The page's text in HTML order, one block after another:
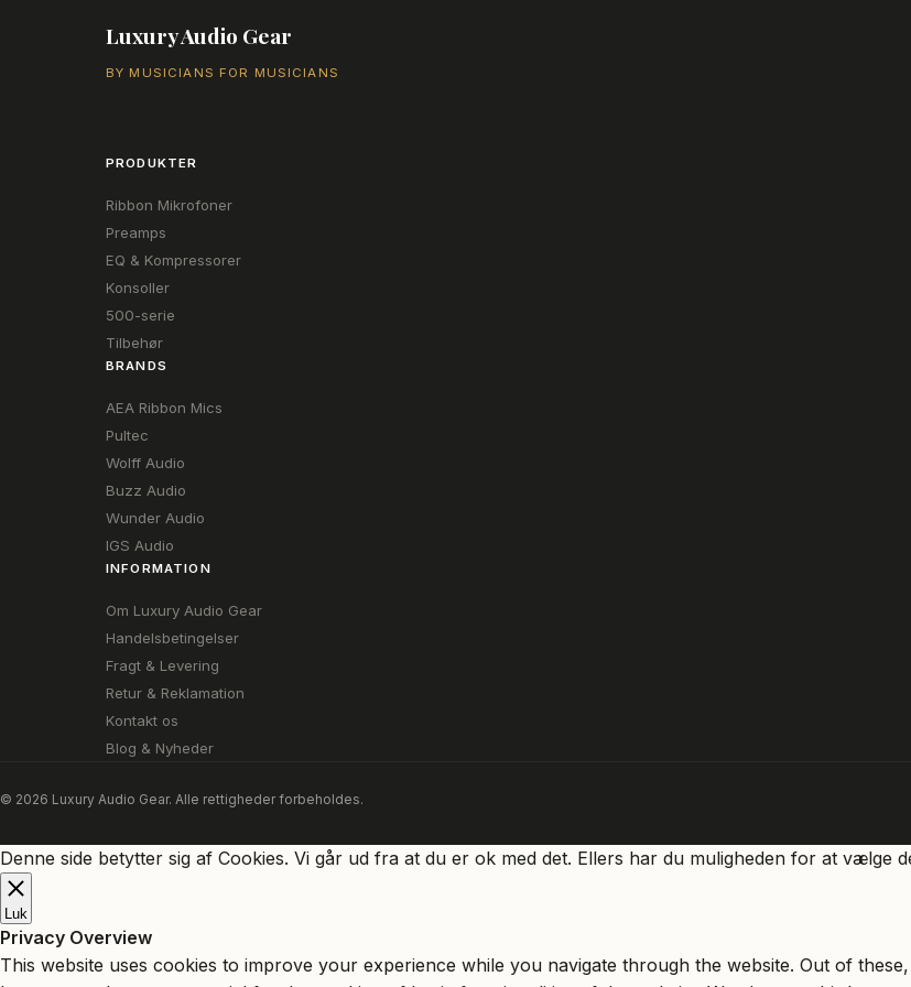
Luxury Audio Gear
BY MUSICIANS FOR MUSICIANS
PRODUKTER
Ribbon Mikrofoner
Preamps
EQ & Kompressorer
Konsoller
500-serie
Tilbehør
BRANDS
AEA Ribbon Mics
Pultec
Wolff Audio
Buzz Audio
Wunder Audio
IGS Audio
INFORMATION
Om Luxury Audio Gear
Handelsbetingelser
Fragt & Levering
Retur & Reklamation
Kontakt os
Blog & Nyheder
© 2026 Luxury Audio Gear. Alle rettigheder forbeholdes.
Denne side betytter sig af Cookies. Vi går ud fra at du er ok med det. Ellers har du muligheden for at vælge
Luk
Privacy Overview
This website uses cookies to improve your experience while you navigate through the website. Out of